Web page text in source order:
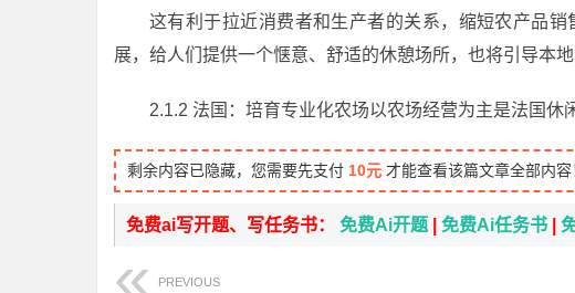
这有利于拉近消费者和生产者的关系，缩短农产品
展，给人们提供一个惬意、舒适的休憩场所，也将引导本
2.1.2 法国：培育专业化农场以农场经营为主是法国休
剩余内容已隐藏，您需要先支付 10元 才能查看该篇文章全部内容
免费ai写开题、写任务书： 免费Ai开题 免费Ai任务书
PREVIOUS